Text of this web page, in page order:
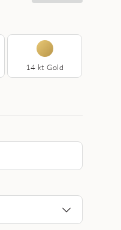
14 kt Gold